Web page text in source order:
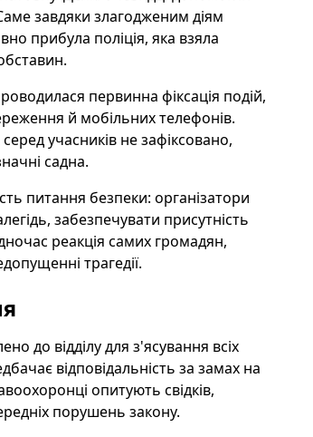
завдяки злагодженим діям
прибула поліція, яка взяла
первинна фіксація подій,
й мобільних телефонів.
учасників не зафіксовано,
садна.
питання безпеки: організатори
забезпечувати присутність
реакція самих громадян,
трагедії.
до відділу для з'ясування всіх
відповідальність за замах на
опитують свідків,
порушень закону.